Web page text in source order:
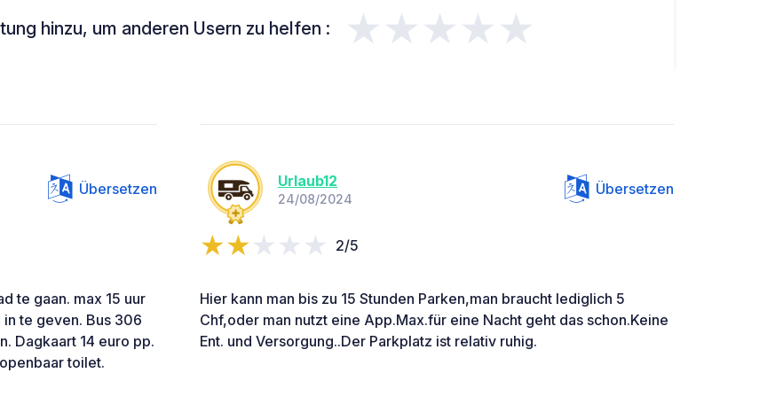
hinzu, um anderen Usern zu helfen : ★★★★★
Übersetzen
te gaan. max 15 uur
te geven. Bus 306
Dagkaart 14 euro pp.
toilet.
Urlaub12
24/08/2024
Übersetzen
2/5
Hier kann man bis zu 15 Stunden Parken,man braucht lediglich 5
Chf,oder man nutzt eine App.Max.für eine Nacht geht das schon.Keine
Ent. und Versorgung..Der Parkplatz ist relativ ruhig.